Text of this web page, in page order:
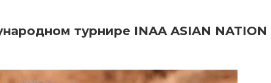
турнире ІNAA ASIAN